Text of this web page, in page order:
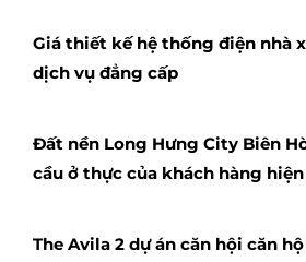
Giá thiết kế hệ thống điện nhà
dịch vụ đẳng cấp
Đất nền Long Hưng City Biên Hòa đáp ứng nhu
cầu ở thực của khách hàng
The Avila 2 dự án căn hội căn hộ hoàn thiện sống